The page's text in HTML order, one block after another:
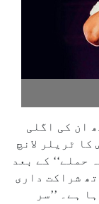
ان کی اگلی
گی جس کا ٹریلر لانچ
حملے‘‘ کے بعد
شراکت داری
ہے۔ ’’سر